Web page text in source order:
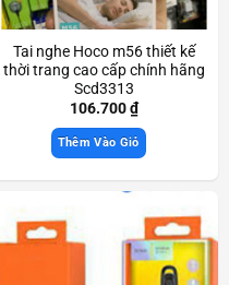
Tai nghe Hoco m56 thiết kế
thời trang cao cấp chính hãng
Scd3313
106.700₫
Thêm Vào Giỏ